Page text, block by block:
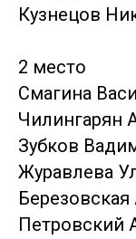
Кузнецов
2 место
Смагина
Чилингарян
Зубков
Журавлева
Березовская
Петровский